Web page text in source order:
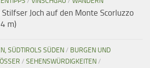
Stilfser Joch auf den Monte Scorluzzo
m)
SÜDTIROLS SÜDEN/ BURGEN UND
/ SEHENSWÜRDIGKEITEN/